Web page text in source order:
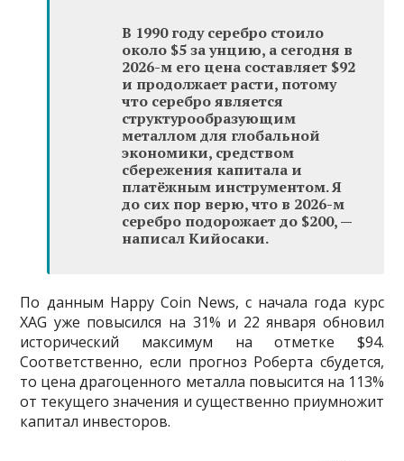
В 1990 году серебро стоило
около $5 за унцию, а сегодня в
2026-м его цена составляет $92
и продолжает расти, потому
что серебро является
структурообразующим
металлом для глобальной
экономики, средством
сбережения капитала и
платёжным инструментом. Я
до сих пор верю, что в 2026-м
серебро подорожает до $200, —
написал Кийосаки.
По данным Happy Coin News, с начала года курс
XAG уже повысился на 31% и 22 января обновил
исторический максимум на отметке $94.
Соответственно, если прогноз Роберта сбудется,
то цена драгоценного металла повысится на 113%
от текущего значения и существенно приумножит
капитал инвесторов.